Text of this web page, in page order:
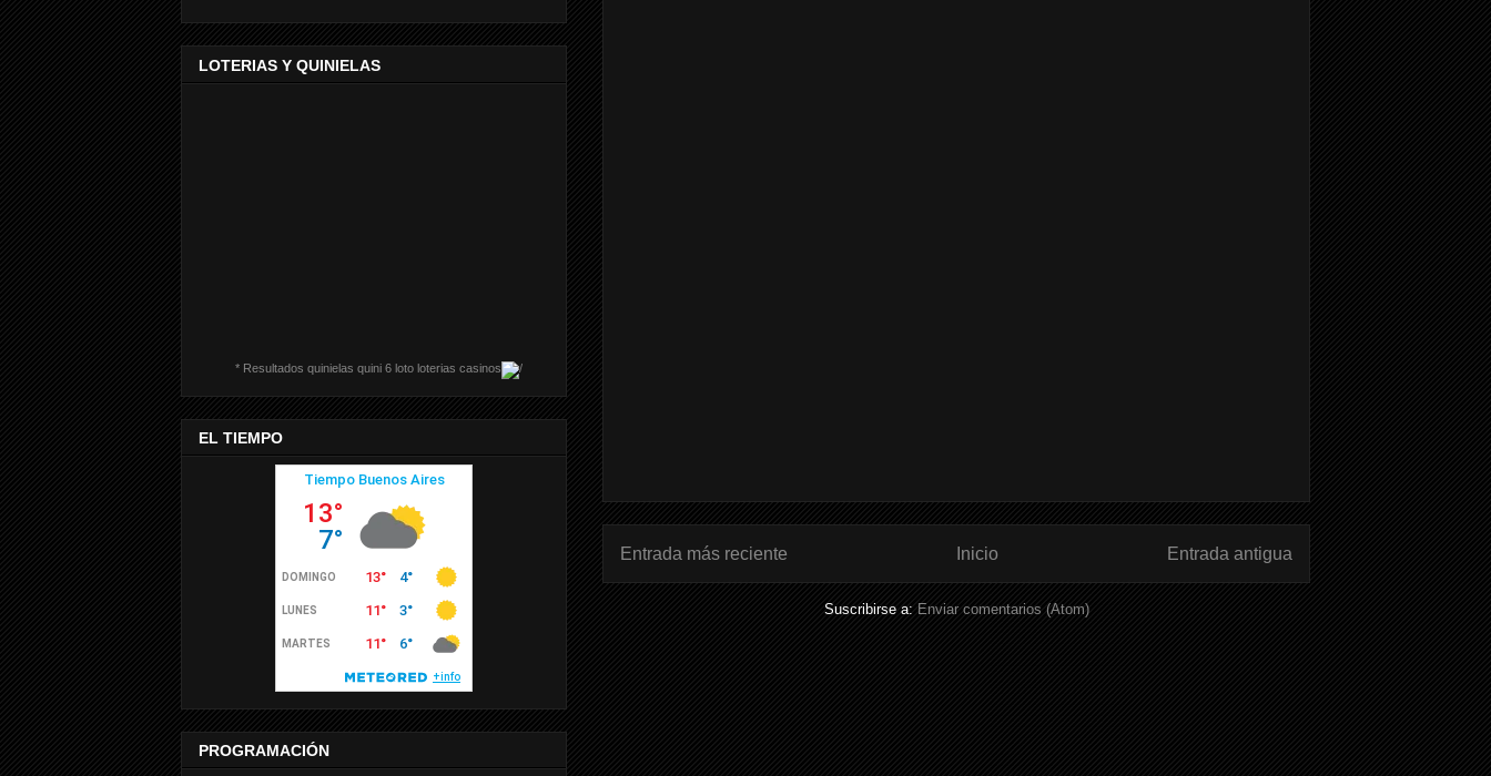
Entrada más reciente Entrada antigua
Inicio
Suscribirse a: Enviar comentarios (Atom)
LOTERIAS Y QUINIELAS
* Resultados quinielas quini 6 loto loterias casinos
EL TIEMPO
PROGRAMACIÓN